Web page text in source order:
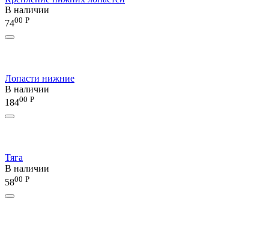
В наличии
7400 Р
Лопасти нижние
В наличии
18400 Р
Тяга
В наличии
5800 Р